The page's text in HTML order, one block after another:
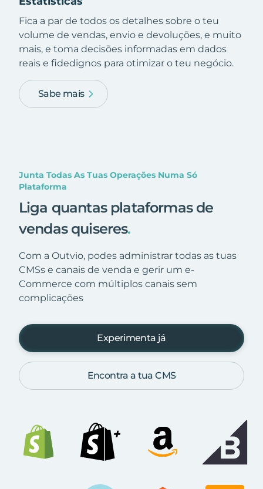
Fica a par de todos os detalhes sobre o teu
volume de vendas, envio e devoluções, e muito
mais, e toma decisões informadas em dados
reais e fidedignos para otimizar o teu negócio.
Sabe mais
Junta Todas As Tuas Operações Numa Só
Plataforma
Liga quantas plataformas de
vendas quiseres.
Com a Outvio, podes administrar todas as tuas
CMSs e canais de venda e gerir um e-
Commerce com múltiplos canais sem
complicações
Experimenta já
Encontra a tua CMS